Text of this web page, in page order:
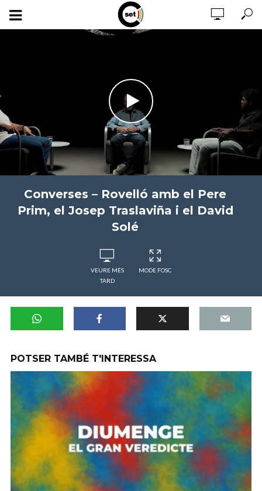
Converses – Rovelló amb el Pere
Prim, el Josep Traslaviña i el David
Solé
VEURE MÉS
TARD
MODE FOSC
POTSER TAMBÉ T'INTERESSA